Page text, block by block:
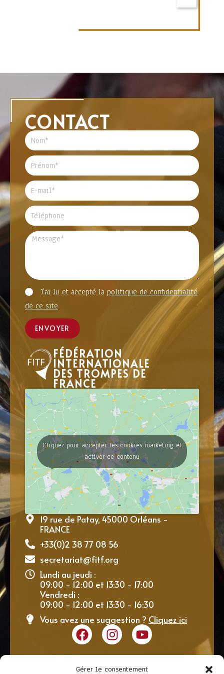
Gérer le consentement
CONTACT
J'ai lu et accepté la politique de confidentialité
de ce site
ENVOYER
FÉDÉRATION
INTERNATIONALE
DES TROMPES DE
FRANCE
Cliquez pour accepter les cookies marketing et
activer ce contenu
19 rue de Patay, 45000 Orléans -
FRANCE
+33(0)2 38 77 08 56
secretariat@fitf.org
Lundi au jeudi :
09:00 - 12:00 et 13:30 - 17:00
Vendredi :
09:00 - 12:00 et 13:30 - 16:30
Vous avez une suggestion ? Cliquez ici